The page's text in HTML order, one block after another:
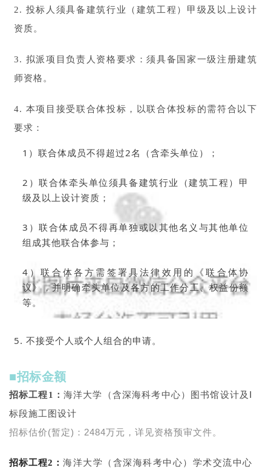
2. 投标人须具备建筑行业（建筑工程）甲级及以上设计
资质。
3. 拟派项目负责人资格要求：须具备国家一级注册建筑
师资格。
4. 本项目接受联合体投标，以联合体投标的需符合以下
要求：
1）联合体成员不得超过2名（含牵头单位）；
2）联合体牵头单位须具备建筑行业（建筑工程）甲
级及以上设计资质；
3）联合体成员不得再单独或以其他名义与其他单位
组成其他联合体参与；
4）联合体各方需签署具法律效用的《联合体协
议》，并明确牵头单位及各方的工作分工、权益份额
等。
5. 不接受个人或个人组合的申请。
■招标金额
招标工程1： 海洋大学（含深海科考中心）图书馆设计及Ⅰ
标段施工图设计
招标估价(暂定)：2484万元，详见资格预审文件。
招标工程2：海洋大学（含深海科考中心）学术交流中心